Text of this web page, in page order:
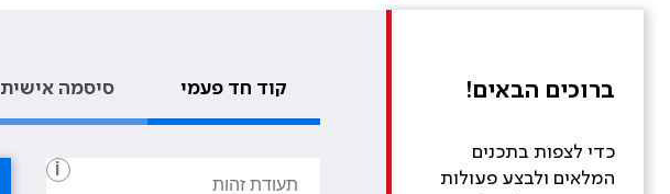
ברוכים הבאים!
כדי לצפות בתכנים
המלאים ולבצע פעולות
קוד חד פעמי סיסמה אישית
i